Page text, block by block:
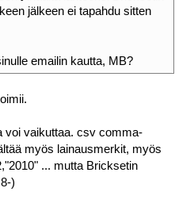
jälkeen ei tapahdu sitten
emailin kautta, MB?
voi vaikuttaa. csv comma-
myös lainausmerkit, myös
... mutta Bricksetin
)